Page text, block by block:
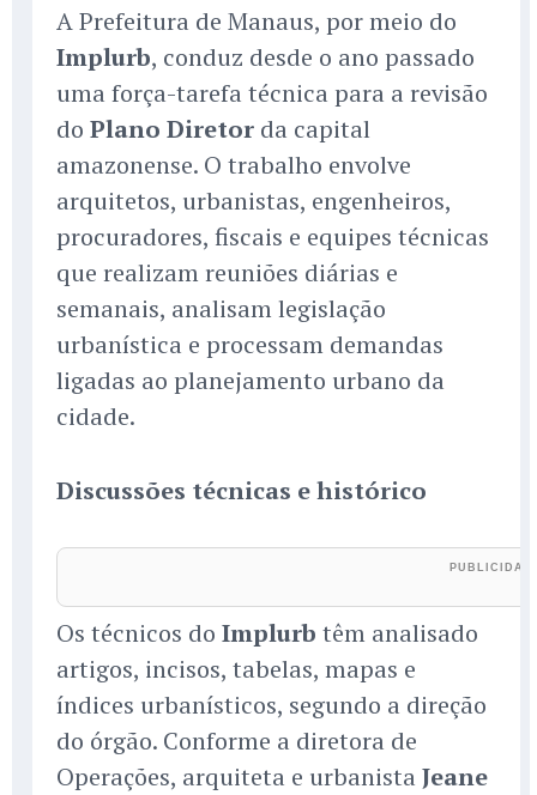
A Prefeitura de Manaus, por meio do
Implurb, conduz desde o ano passado
uma força-tarefa técnica para a revisão
do Plano Diretor da capital
amazonense. O trabalho envolve
arquitetos, urbanistas, engenheiros,
procuradores, fiscais e equipes técnicas
que realizam reuniões diárias e
semanais, analisam legislação
urbanística e processam demandas
ligadas ao planejamento urbano da
cidade.
Discussões técnicas e histórico
Os técnicos do Implurb têm analisado
artigos, incisos, tabelas, mapas e
índices urbanísticos, segundo a direção
do órgão. Conforme a diretora de
Operações, arquiteta e urbanista Jeane